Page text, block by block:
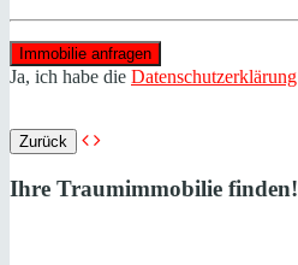
Ja, ich habe die Datenschutzerklärung
Zurück
Ihre Traumimmobilie finden!